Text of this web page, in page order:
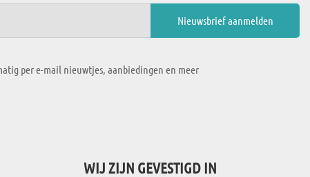
per e-mail nieuwtjes, aanbiedingen en meer
WIJ ZIJN GEVESTIGD IN